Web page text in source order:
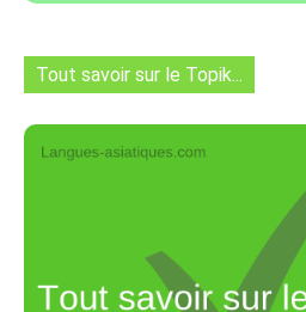
Tout savoir sur le Topik...